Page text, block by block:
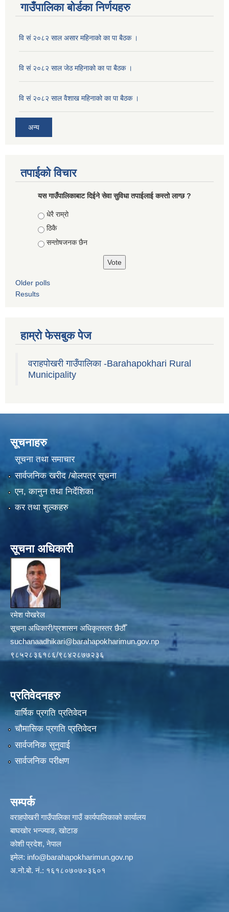
गाउँपालिका बोर्डका निर्णयहरु
वि सं २०८२ साल असार महिनाको का पा बैठक ।
वि सं २०८२ साल जेठ महिनाको का पा बैठक ।
वि सं २०८२ साल वैशाख महिनाको का पा बैठक ।
अन्य
तपाईको विचार
यस गाउँपालिकाबाट दिईने सेवा सुविधा तपाईलाई कस्तो लाग्छ ?
Choices
धेरै राम्रो
ठिकै
सन्तोषजनक छैन
Older polls
Results
हाम्रो फेसबुक पेज
वराहपोखरी गाउँपालिका -Barahapokhari Rural
Municipality
सूचनाहरु
सूचना तथा समाचार
सार्वजनिक खरीद /बोलपत्र सूचना
एन, कानुन तथा निर्देशिका
कर तथा शुल्कहरु
सूचना अधिकारी
रमेश पोखरेल
सूचना अधिकारी/प्रशासन अधिकृतस्तर छैठौँ
suchanaadhikari@barahapokharimun.gov.np
९८५२८३६१८६/९८४२८७७२३६
प्रतिवेदनहरु
वार्षिक प्रगति प्रतिवेदन
चौमासिक प्रगति प्रतिवेदन
सार्वजनिक सुनुवाई
सार्वजनिक परीक्षण
सम्पर्क
वराहपोखरी गाउँपालिका गाउँ कार्यपालिकाको कार्यालय
बाघखोर भन्ज्याङ, खोटाङ
कोशी प्रदेश, नेपाल
इमेल: info@barahapokharimun.gov.np
अ.नो.बो. नं.: १६१८०७०७०३६०१